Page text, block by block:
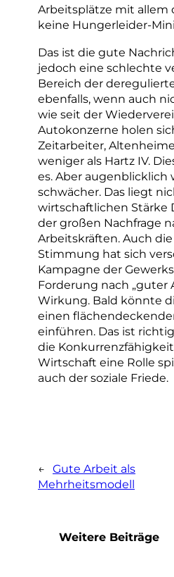
Arbeitsplätze mit allem
keine Hungerleider-
Das ist die gute
jedoch eine schlechte
Bereich der
ebenfalls, wenn auch
wie seit der
Autokonzerne holen
Zeitarbeiter,
weniger als Hartz IV.
es. Aber augenblicklich
schwächer. Das liegt
wirtschaftlichen Stärke
der großen Nachfrage
Arbeitskräften. Auch
Stimmung hat sich
Kampagne der
Forderung nach „guter
Wirkung. Bald könnte
einen
einführen. Das ist
die
Wirtschaft eine Rolle
auch der soziale Friede.
← Gute Arbeit als
Mehrheitsmodell
Weitere Beiträge